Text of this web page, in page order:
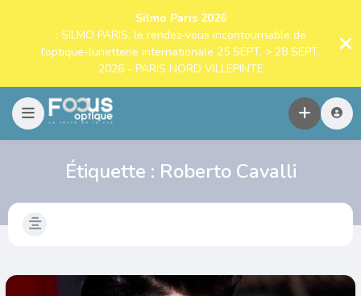
Silmo Paris 2026
: SILMO PARIS, le rendez-vous incontournable de
l’optique-lunetterie internationale 25 SEPT. > 28 SEPT.
2026 - PARIS NORD VILLEPINTE
Étiquette : Roberto Cavalli